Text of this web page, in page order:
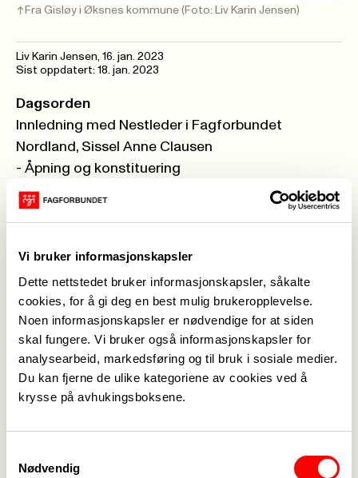
Vi bruker informasjonskapsler
Dette nettstedet bruker informasjonskapsler, såkalte
cookies, for å gi deg en best mulig brukeropplevelse.
Noen informasjonskapsler er nødvendige for at siden
skal fungere. Vi bruker også informasjonskapsler for
analysearbeid, markedsføring og til bruk i sosiale medier.
Du kan fjerne de ulike kategoriene av cookies ved å
krysse på avhukingsboksene.
Nødvendig
Fra Gisløy i Øksnes kommune (Foto: Liv Karin Jensen)
Liv Karin Jensen, 16. jan. 2023
Sist oppdatert: 18. jan. 2023
Dagsorden
Innledning med Nestleder i Fagforbundet
Nordland, Sissel Anne Clausen
- Åpning og konstituering
- Årsberetning, Regnskap, Budsjett, Handlingsplan
- Valg
Oppmerksomhet til våre 25 og 40-årsjubilanter
Det er sendt ut innkalling med påmeldinsfrist på
sms tidligere.
Vedlegg
Innkalling årsmøte januar 2023. .pdf